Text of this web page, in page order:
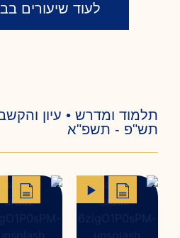
לעוד שיעורים
תלמוד ומדרש • עיון
תש"פ - תשפ"א